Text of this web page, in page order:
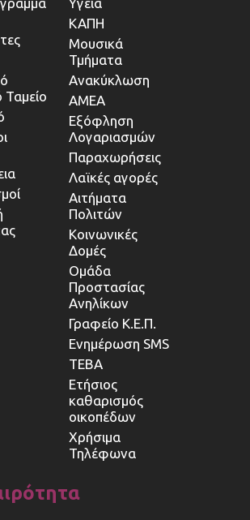
Ταμείο
ΚΑΠΗ
Μουσικά
Τμήματα
Ανακύκλωση
ΑΜΕΑ
Εξόφληση
Λογαριασμών
Παραχωρήσεις
Λαϊκές αγορές
Αιτήματα
Πολιτών
Κοινωνικές
Δομές
Ομάδα
Προστασίας
Ανηλίκων
Γραφείο Κ.Ε.Π.
Ενημέρωση SMS
ΤΕΒΑ
Ετήσιος
καθαρισμός
οικοπέδων
Χρήσιμα
Τηλέφωνα